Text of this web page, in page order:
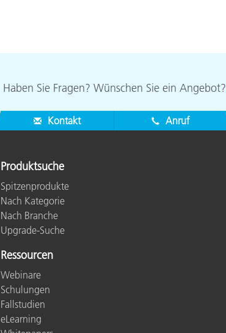
Haben Sie Fragen? Wünschen Sie ein Angebot?
Kontakt Anruf
Produktsuche
Spitzenprodukte
Nach Kategorie
Nach Branche
Upgrade-Suche
Ressourcen
Webinare
Schulungen
Fallstudien
eLearning